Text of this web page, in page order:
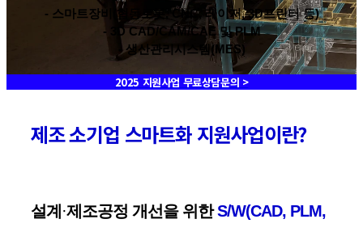
- 스마트장비(협동로봇, CNC, 레이저, 3D프린터 등)
- 3D CAD/CAM/CAE 및 PLM
- 생산관리시스템(MES)
2025 지원사업 무료상담문의 >
제조 소기업 스마트화 지원사업이란?
설계 ·제조공정 개선을 위한S/W(CAD, PLM,